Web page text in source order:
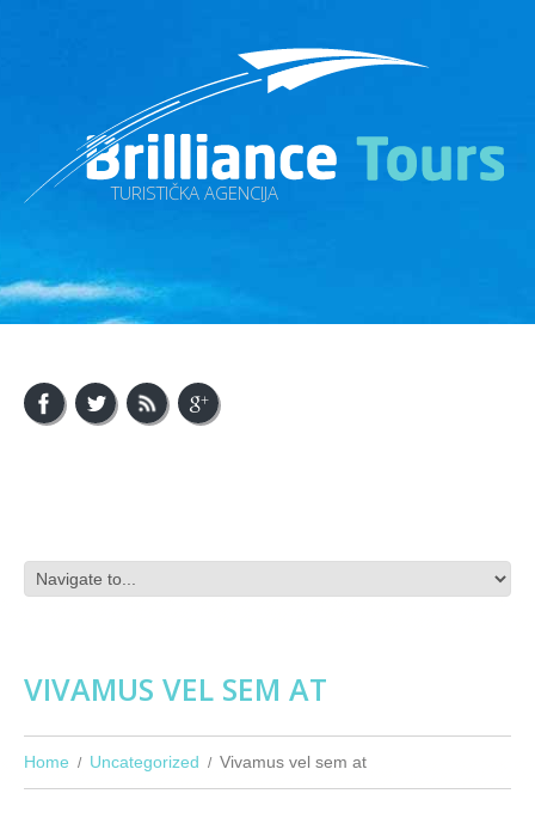
TURISTIČKA AGENCIJA
VIVAMUS VEL SEM AT
Home Uncategorized Vivamus vel sem at